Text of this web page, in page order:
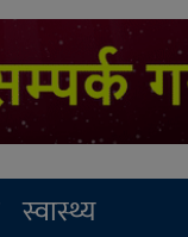
स्वास्थ्य